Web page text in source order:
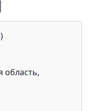
область,